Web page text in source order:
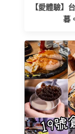
【愛體驗】
暮